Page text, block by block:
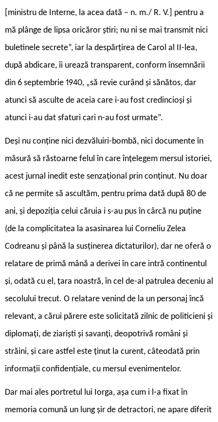
[ministru de Interne, la acea dată – n. m./ R. V.] pentru a
mă plânge de lipsa oricăror știri; nu ni se mai transmit nici
buletinele secrete”, iar la despărțirea de Carol al II-lea,
după abdicare, îi urează transparent, conform însemnării
din 6 septembrie 1940, „să revie curând și sănătos, dar
atunci să asculte de aceia care i-au fost credincioși și
atunci i-au dat sfaturi cari n-au fost urmate”.
Deși nu conține nici dezvăluiri-bombă, nici documente în
măsură să răstoarne felul în care înțelegem mersul istoriei,
acest jurnal inedit este senzațional prin conținut. Nu doar
că ne permite să ascultăm, pentru prima dată după 80 de
ani, și depoziția celui căruia i s-au pus în cârcă nu puține
(de la complicitatea la asasinarea lui Corneliu Zelea
Codreanu și până la susținerea dictaturilor), dar ne oferă o
relatare de primă mână a derivei în care intră continentul
și, odată cu el, țara noastră, în cel de-al patrulea deceniu al
secolului trecut. O relatare venind de la un personaj încă
relevant, a cărui părere este solicitată zilnic de politicieni și
diplomați, de ziariști și savanți, deopotrivă români și
străini, și care astfel este ținut la curent, câteodată prin
informații confidențiale, cu mersul evenimentelor.
Dar mai ales portretul lui Iorga, așa cum i l-a fixat în
memoria comună un lung șir de detractori, ne apare diferit